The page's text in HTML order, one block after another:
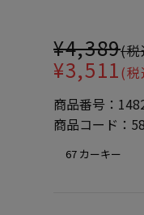
¥4,389(
¥3,511(税
商品番号：
商品コード：